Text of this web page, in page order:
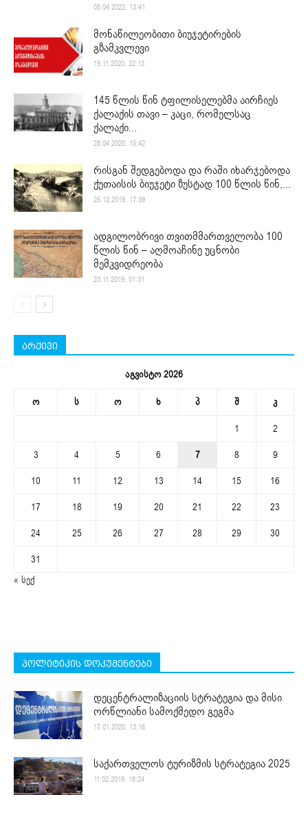
05.04.2022. 13:41
მონაწილეობითი ბიუჯეტირების
გზამკვლევი
19.11.2020. 22:13
145 წლის წინ ტფილისელებმა აირჩიეს
ქალაქის თავი – კაცი, რომელსაც
ქალაქი...
28.04.2020. 15:42
რისგან შედგებოდა და რაში იხარჯებოდა
ქუთაისის ბიუჯეტი ზუსტად 100 წლის წინ,...
25.12.2019. 17:39
ადგილობრივი თვითმმართველობა 100
წლის წინ – აღმოაჩინე უცნობი
მემკვიდრეობა
23.11.2019. 01:31
არქივი
აგვისტო 2026
ო ს ო ხ პ შ კ
1
2
3
4 5 6 7 8
9
10
11 12 13 14 15
16
17
18 19 20 21 22
23
24
25 26 27 28 29
30
31
« სექ
პოლიტიკის დოკუმენტები
დეცენტრალიზაციის სტრატეგია და მისი
ორწლიანი სამოქმედო გეგმა
17.01.2020. 13:16
საქართველოს ტურიზმის სტრატეგია 2025
11.02.2019. 18:24